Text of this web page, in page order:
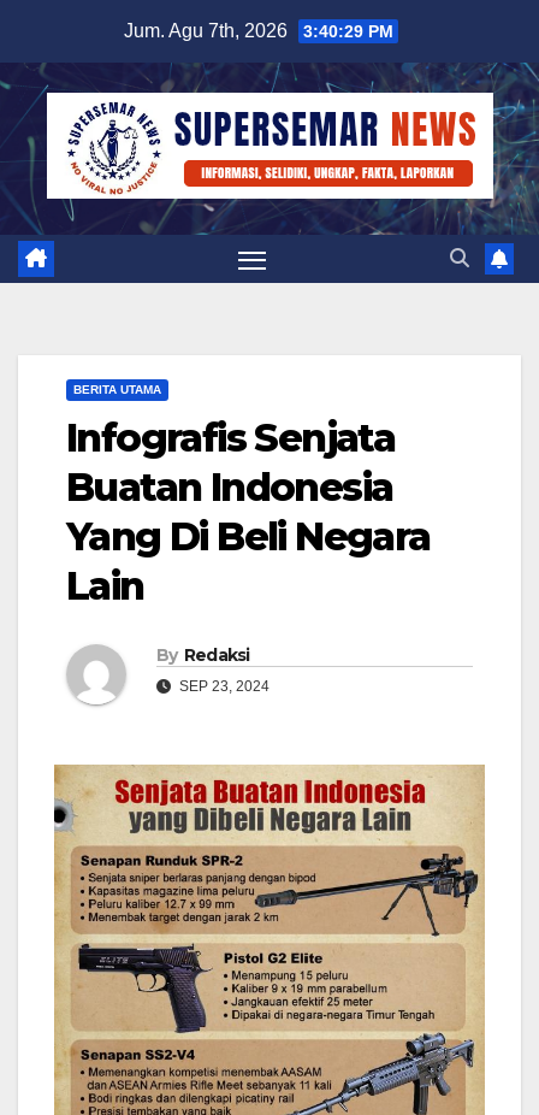
content
Jum. Agu 7th, 2026 3:40:30 PM
BERITA UTAMA
Infografis Senjata
Buatan Indonesia
Yang Di Beli Negara
Lain
By Redaksi
SEP 23, 2024